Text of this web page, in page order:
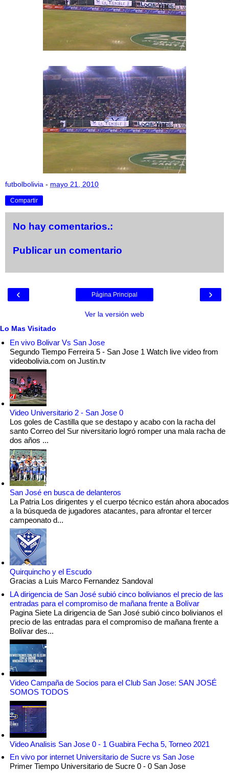
futbolbolivia - mayo 21, 2010
Compartir
No hay comentarios.:
Publicar un comentario
‹ ›
Página Principal
Ver la versión web
Lo Mas Visitado
En vivo Bolivar Vs San Jose
Segundo Tiempo Ferreira 5 - San Jose 1 Watch live video from
videobolivia.com on Justin.tv
Video Universitario 2 - San Jose 0
Los goles de Castilla que se destapo y acabo con la racha del
santo Correo del Sur niversitario logró romper una mala racha de
dos años ...
San José en busca de delanteros
La Patria Los dirigentes y el cuerpo técnico están ahora abocados
a la búsqueda de jugadores atacantes, para afrontar el tercer
campeonato d...
Quirquincho y el Escudo
Gracias a Luis Marco Fernandez Sandoval
LA dirigencia de San José subió cinco bolivianos el precio de las
entradas para el compromiso de mañana frente a Bolívar
Pagina Siete La dirigencia de San José subió cinco bolivianos el
precio de las entradas para el compromiso de mañana frente a
Bolívar des...
Video Campaña de Socios para el Club San Jose: SAN JOSÉ
SOMOS TODOS
Video Analisis San Jose 0 - 1 Guabira Fecha 5, Torneo 2021
En vivo por internet Universitario de Sucre vs San Jose
Primer Tiempo Universitario de Sucre 0 - 0 San Jose